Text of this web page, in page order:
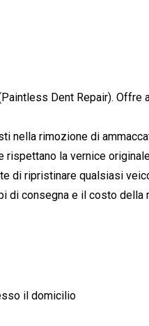
Dent Repair). Offre
nella rimozione di
la vernice
di ripristinare qualsiasi
di consegna e il costo della
il domicilio